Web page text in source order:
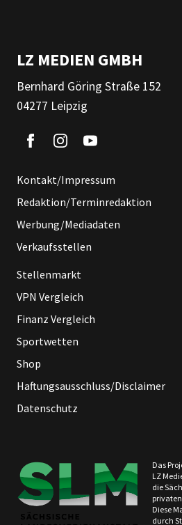
LZ MEDIEN GMBH
Bernhard Göring Straße 152
04277 Leipzig
Kontakt/Impressum
Redaktion/Terminredaktion
Werbung/Mediadaten
Verkaufsstellen
Stellenmarkt
VPN Vergleich
Finanz Vergleich
Sportwetten
Shop
Haftungsausschluss/Disclaimer
Datenschutz
Das
LZ
die
Diese
durch